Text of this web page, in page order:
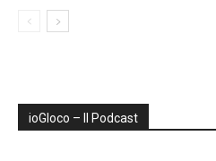
ioGIoco – Il Podcast